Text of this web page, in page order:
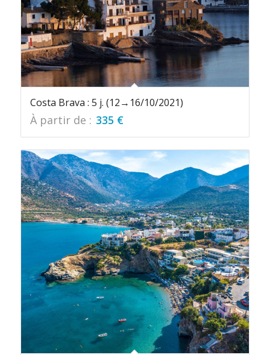
Costa Brava : 5 j. (12→16/10/2021)
À partir de : 335 €